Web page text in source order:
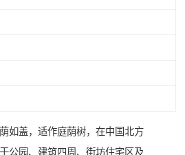
如盖，适作庭荫树，在中国北方
公园、建筑四周、街坊住宅区及